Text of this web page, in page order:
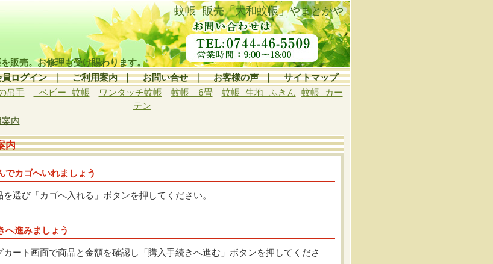
蚊帳 販売「大和蚊帳」やまとかや
販売。お修理も受け賜わります。
ログイン｜ ご利用案内｜ お問い合せ｜ お客様の声｜ サイトマップ
吊手 ベビー 蚊帳 ワンタッチ蚊帳 蚊帳 6畳 蚊帳 生地 ふきん 蚊帳 カー
テン
内
内
カゴへいれましょう
を選び「カゴへ入れる」ボタンを押してください。
進みましょう
カート画面で商品と金額を確認し「購入手続きへ進む」ボタンを押してくださ